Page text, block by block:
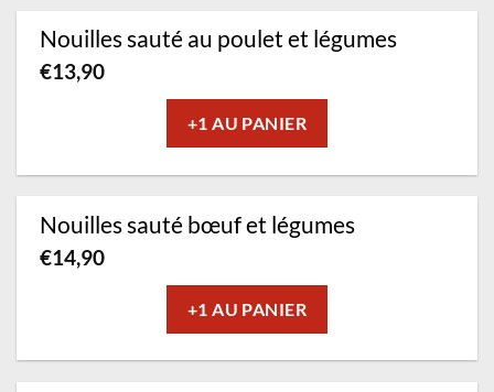
Nouilles sauté au poulet et légumes
€13,90
+1 AU PANIER
Nouilles sauté bœuf et légumes
€14,90
+1 AU PANIER